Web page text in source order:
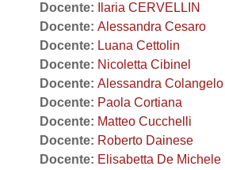
Docente:
Ilaria CERVELLIN
Docente: Alessandra Cesaro
Docente: Luana Cettolin
Docente: Nicoletta Cibinel
Docente: Alessandra Colangelo
Docente: Paola Cortiana
Docente: Matteo Cucchelli
Docente: Roberto Dainese
Docente: Elisabetta De Michele